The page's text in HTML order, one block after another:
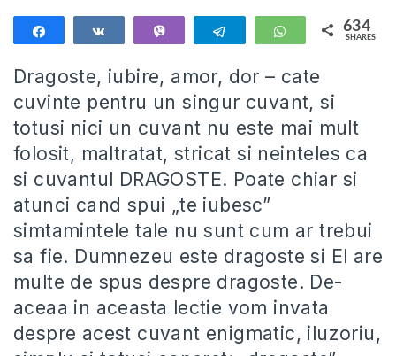
Telegram WhatsApp
634
SHARES
Dragoste, iubire, amor, dor – cate
cuvinte pentru un singur cuvant, si
totusi nici un cuvant nu este mai mult
folosit, maltratat, stricat si neinteles ca
si cuvantul DRAGOSTE. Poate chiar si
atunci cand spui „te iubesc”
simtamintele tale nu sunt cum ar trebui
sa fie. Dumnezeu este dragoste si El are
multe de spus despre dragoste. De-
aceaa in aceasta lectie vom invata
despre acest cuvant enigmatic, iluzoriu,